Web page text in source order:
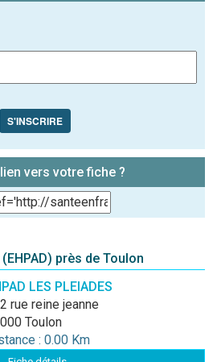
S'INSCRIRE
vers votre fiche ?
près de Toulon
LES PLEIADES
rue reine jeanne
Toulon
: 0.00 Km